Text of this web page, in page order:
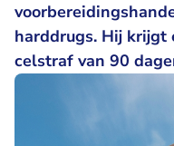
harddrugs. Hij krijgt
celstraf van 90